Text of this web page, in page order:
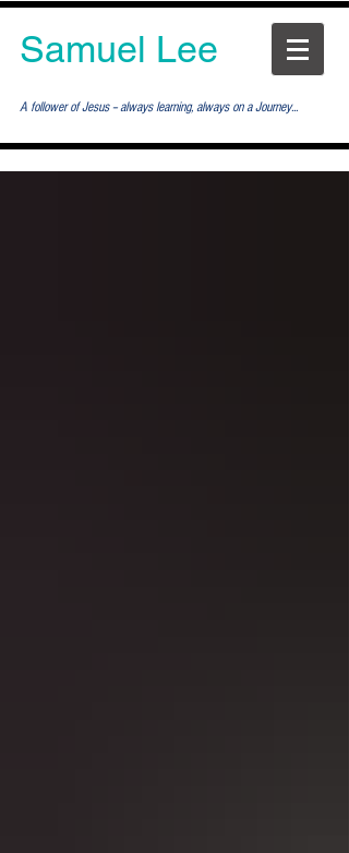
Samuel Lee
A follower of Jesus -- always learning, always on a Journey...